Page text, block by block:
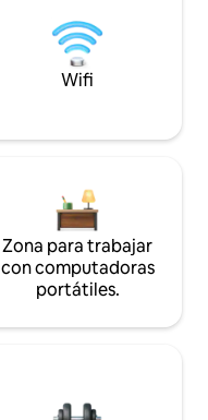
Wifi
Zona para trabajar
con computadoras
portátiles.